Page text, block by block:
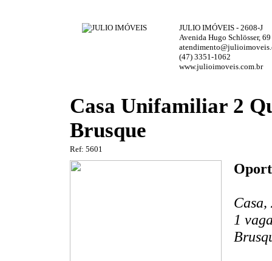
JULIO IMÓVEIS - 2608-J
Avenida Hugo Schlösser,
(47) 3351-1062
www.julioimoveis.com.br
Casa Unifamiliar 2
Brusque
Ref: 5601
1